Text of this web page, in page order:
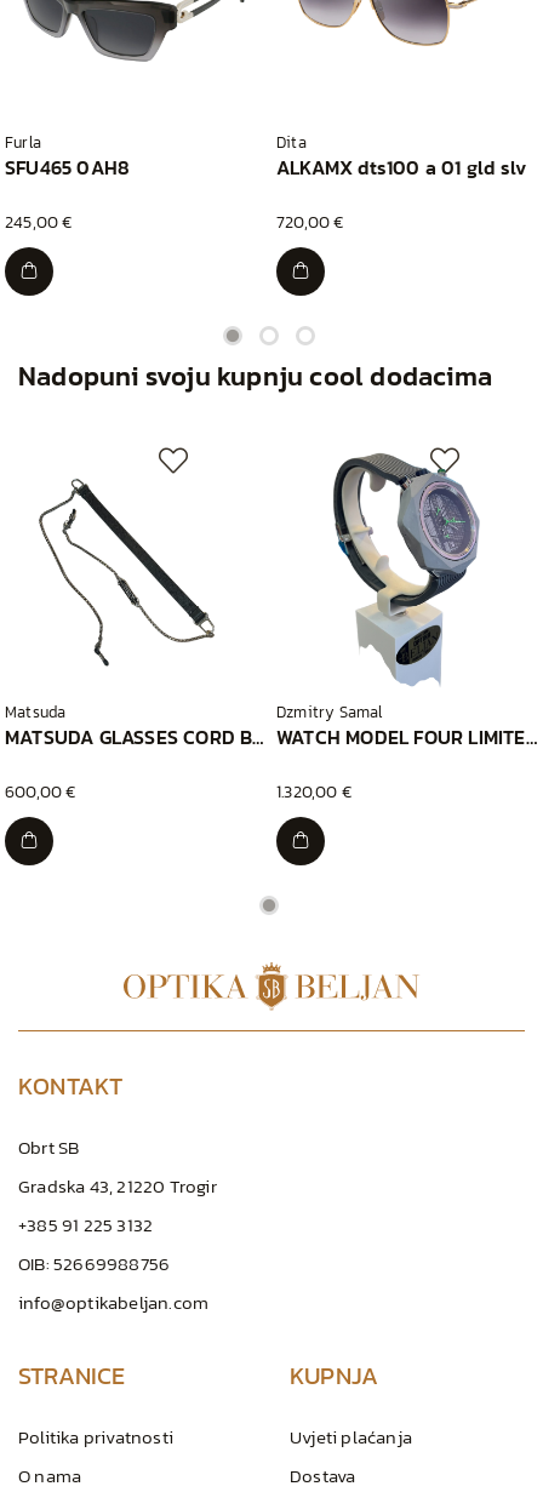
Furla
SFU465 0AH8
245,00 €
Dita
ALKAMX dts100 a 01 gld slv
720,00 €
Nadopuni svoju kupnju cool dodacima
Matsuda
MATSUDA GLASSES CORD BLACK
600,00 €
Dzmitry Samal
WATCH MODEL FOUR LIMITED GREEN
1.320,00 €
KONTAKT
Obrt SB
Gradska 43, 21220 Trogir
+385 91 225 3132
OIB: 52669988756
info@optikabeljan.com
STRANICE
Politika privatnosti
O nama
KUPNJA
Uvjeti plaćanja
Dostava